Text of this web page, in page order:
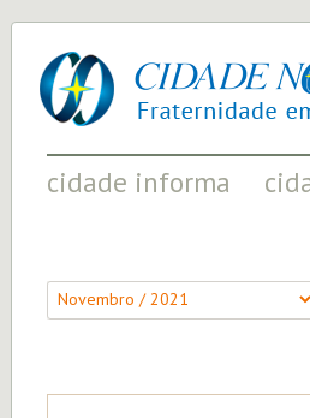
cidade
nova
UM
PROJETO
PELA
FRATERNIDADE
cidade informa